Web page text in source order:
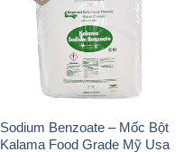
Sodium Benzoate – Mốc Bột
Kalama Food Grade Mỹ Usa